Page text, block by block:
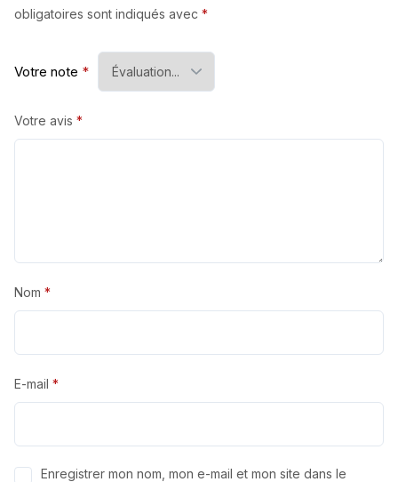
obligatoires sont indiqués avec *
Votre note *
Votre avis *
Nom *
E-mail *
Enregistrer mon nom, mon e-mail et mon site dans le